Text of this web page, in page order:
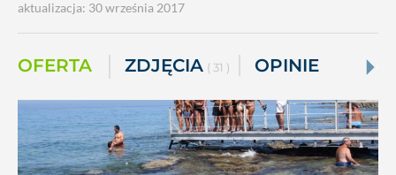
aktualizacja: 30 września 2017
OFERTA ZDJĘCIA ( 31 ) OPINIE